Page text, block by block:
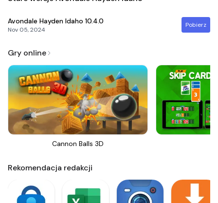
Avondale Hayden Idaho 10.4.0
Nov 05, 2024
Pobierz
Gry online
Cannon Balls 3D
Rekomendacja redakcji